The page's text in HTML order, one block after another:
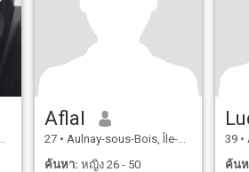
Aflal
27 • Aulnay-sous-Bois, Île-de-France, ฝรั่งเศส
ค้นหา: หญิง 26 - 50
39 •
ค้น